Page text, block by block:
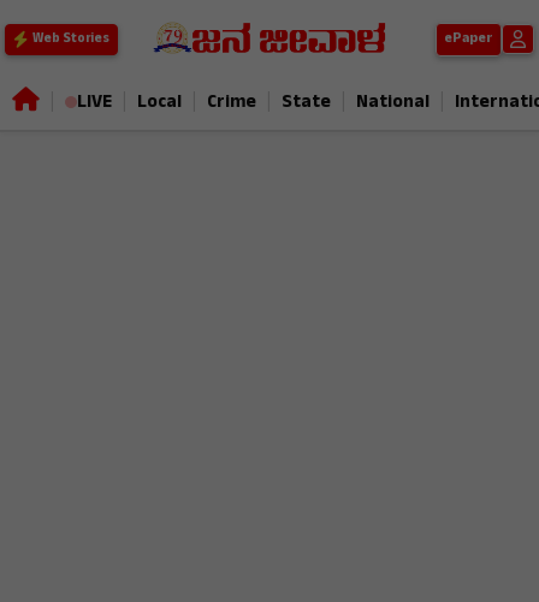
Web Stories ePaper
LIVE Local Crime State National